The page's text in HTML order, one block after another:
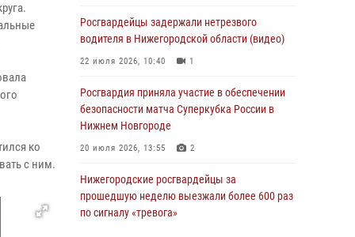
ко
с ним.
Росгвардейцы задержали нетрезвого
водителя в Нижегородской области (видео)
22 июля 2026, 10:40 1
Росгвардия приняла участие в обеспечении
безопасности матча Суперкубка России в
Нижнем Новгороде
20 июля 2026, 13:55 2
Нижегородские росгвардейцы за
прошедшую неделю выезжали более 600 раз
по сигналу «тревога»